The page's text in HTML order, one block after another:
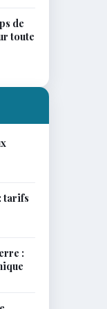
de
toute
tarifs
: